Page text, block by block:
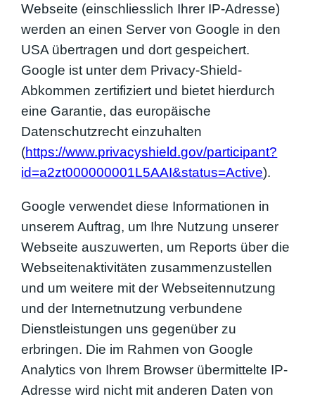
Webseite (einschliesslich Ihrer IP-Adresse)
werden an einen Server von Google in den
USA übertragen und dort gespeichert.
Google ist unter dem Privacy-Shield-
Abkommen zertifiziert und bietet hierdurch
eine Garantie, das europäische
Datenschutzrecht einzuhalten
(https://www.privacyshield.gov/participant?
id=a2zt000000001L5AAI&status=Active).
Google verwendet diese Informationen in
unserem Auftrag, um Ihre Nutzung unserer
Webseite auszuwerten, um Reports über die
Webseitenaktivitäten zusammenzustellen
und um weitere mit der Webseitennutzung
und der Internetnutzung verbundene
Dienstleistungen uns gegenüber zu
erbringen. Die im Rahmen von Google
Analytics von Ihrem Browser übermittelte IP-
Adresse wird nicht mit anderen Daten von